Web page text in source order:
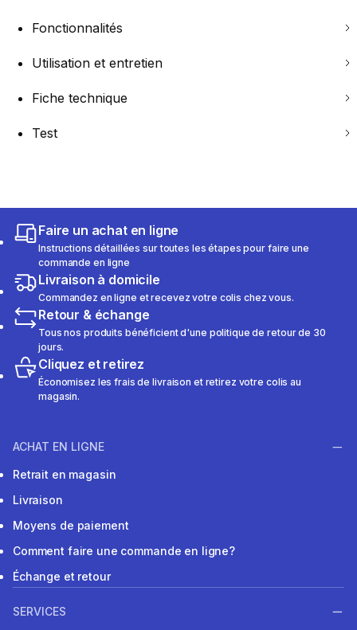
Fonctionnalités
Utilisation et entretien
Fiche technique
Test
Faire un achat en ligne
Instructions détaillées sur toutes les étapes pour faire une
commande en ligne
Livraison à domicile
Commandez en ligne et recevez votre colis chez vous.
Retour & échange
Tous nos produits bénéficient d'une politique de retour de 30
jours.
Cliquez et retirez
Économisez les frais de livraison et retirez votre colis au
magasin.
ACHAT EN LIGNE
Retrait en magasin
Livraison
Moyens de paiement
Comment faire une commande en ligne?
Échange et retour
SERVICES